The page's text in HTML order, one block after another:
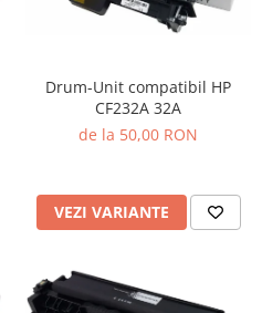
Drum-Unit compatibil HP
CF232A 32A
de la 50,00 RON
VEZI VARIANTE